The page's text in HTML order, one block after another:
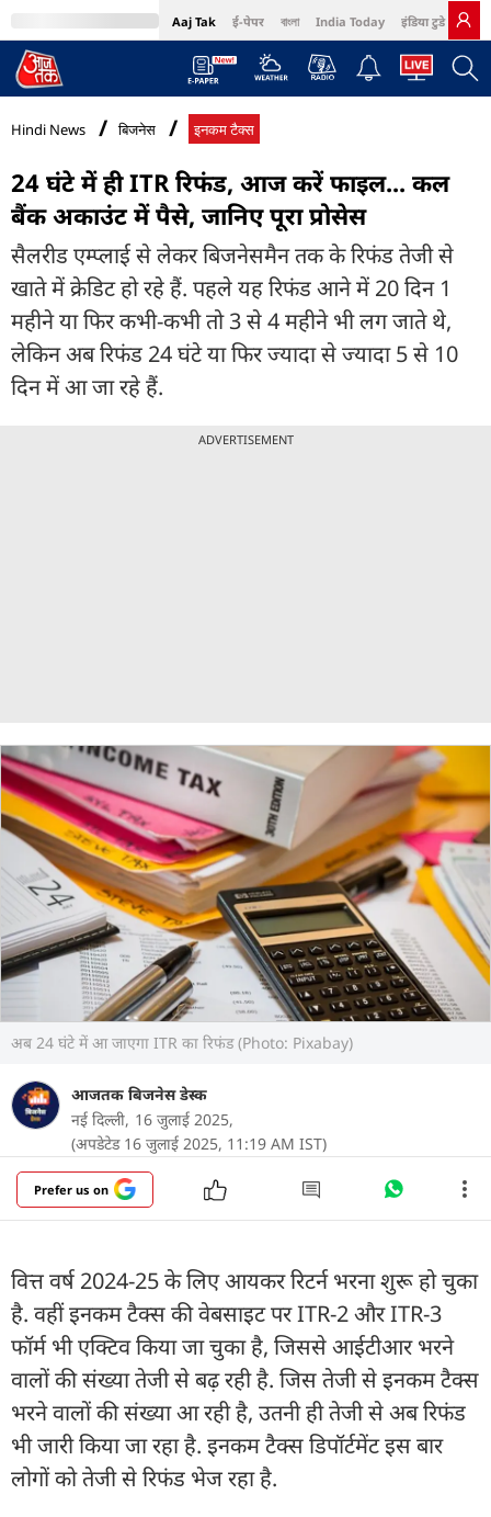
Aaj Tak ई-पेपर বাংলা India Today इंडिया टुडे हिंदी
MumbaiTak Cosmopolitan Harper's Bazaar Northeast
Hindi News बिजनेस इनकम टैक्स
24 घंटे में ही ITR रिफंड, आज करें फाइल... कल
बैंक अकाउंट में पैसे, जानिए पूरा प्रोसेस
सैलरीड एम्‍प्लाई से लेकर बिजनेसमैन तक के रिफंड तेजी से
खाते में क्रेडिट हो रहे हैं. पहले यह रिफंड आने में 20 दिन 1
महीने या फिर कभी-कभी तो 3 से 4 महीने भी लग जाते थे,
लेकिन अब रिफंड 24 घंटे या फिर ज्‍यादा से ज्‍यादा 5 से 10
दिन में आ जा रहे हैं.
ADVERTISEMENT
अब 24 घंटे में आ जाएगा ITR का रिफंड (Photo: Pixabay)
आजतक बिजनेस डेस्क
नई दिल्‍ली, 16 जुलाई 2025,
(अपडेटेड 16 जुलाई 2025, 11:19 AM IST)
Prefer us on
वित्त वर्ष 2024-25 के लिए आयकर रिटर्न भरना शुरू हो चुका
है. वहीं इनकम टैक्‍स की वेबसाइट पर ITR-2 और ITR-3
फॉर्म भी एक्टिव किया जा चुका है, जिससे आईटीआर भरने
वालों की संख्‍या तेजी से बढ़ रही है. जिस तेजी से इनकम टैक्‍स
भरने वालों की संख्‍या आ रही है, उतनी ही तेजी से अब रिफंड
भी जारी किया जा रहा है. इनकम टैक्‍स डिपॉ‍र्टमेंट इस बार
लोगों को तेजी से रिफंड भेज रहा है.